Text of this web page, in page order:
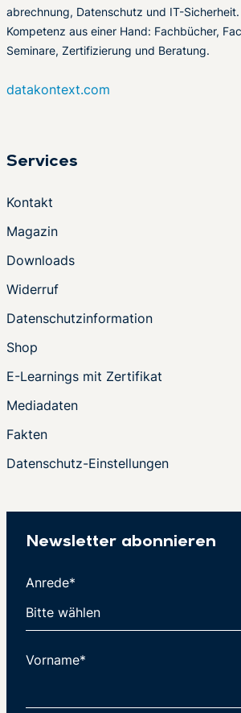
abrechnung, Datenschutz und IT-
Kompetenz aus einer Hand: Fachbücher,
Seminare, Zertifizierung und Beratung.
datakontext.com
Services
Kontakt
Magazin
Downloads
Widerruf
Datenschutzinformation
Shop
E-Learnings mit Zertifikat
Mediadaten
Fakten
Datenschutz-Einstellungen
Newsletter abonnieren
Anrede*
Vorname*